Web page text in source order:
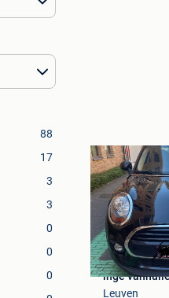
88
17
3
3
0
0
0
inge
Leuven